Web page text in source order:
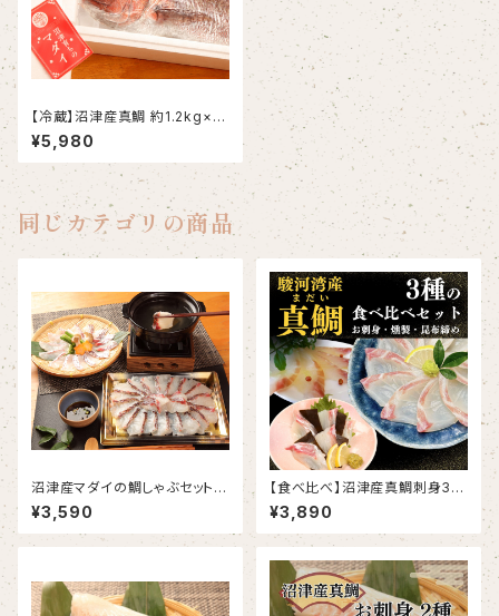
【冷蔵】沼津産真鯛 約1.2kg×2
尾（ウロコ・内臓・エラ処理済み）
¥5,980
同じカテゴリの商品
沼津産マダイの鯛しゃぶセット
鯛だし付き(メッセージカード・の
し対応可能)
¥3,590
【食べ比べ】沼津産真鯛刺身3種
セット（さしみ130g、昆布締め6
0g×2、スモーク60g×2）
¥3,890